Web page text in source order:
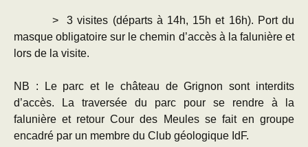
> 3 visites (départs à 14h, 15h et 16h). Port du
masque obligatoire sur le chemin d’accès à la falunière et
lors de la visite.
NB : Le parc et le château de Grignon sont interdits
d’accès. La traversée du parc pour se rendre à la
falunière et retour Cour des Meules se fait en groupe
encadré par un membre du Club géologique IdF.